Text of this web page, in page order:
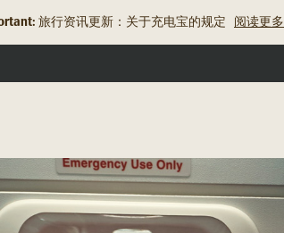
旅行资讯更新：关于充电宝的规定 阅读更多